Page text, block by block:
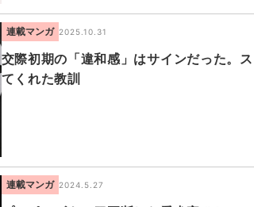
連載マンガ 2025.10.31
交際初期の「違和感」はサインだった。
てくれた教訓
連載マンガ 2024.5.27